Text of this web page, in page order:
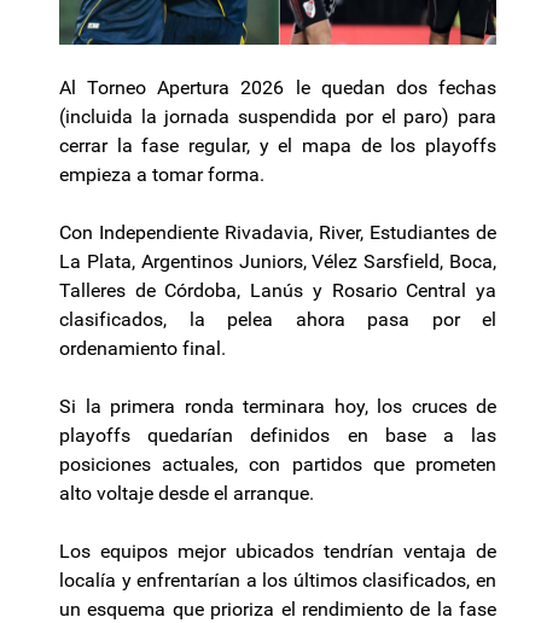
Al Torneo Apertura 2026 le quedan dos fechas
(incluida la jornada suspendida por el paro) para
cerrar la fase regular, y el mapa de los playoffs
empieza a tomar forma.
Con Independiente Rivadavia, River, Estudiantes de
La Plata, Argentinos Juniors, Vélez Sarsfield, Boca,
Talleres de Córdoba, Lanús y Rosario Central ya
clasificados, la pelea ahora pasa por el
ordenamiento final.
Si la primera ronda terminara hoy, los cruces de
playoffs quedarían definidos en base a las
posiciones actuales, con partidos que prometen
alto voltaje desde el arranque.
Los equipos mejor ubicados tendrían ventaja de
localía y enfrentarían a los últimos clasificados, en
un esquema que prioriza el rendimiento de la fase